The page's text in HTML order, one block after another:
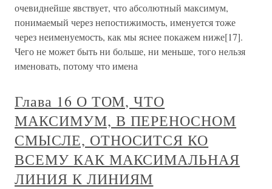
очевиднейше явствует, что абсолютный максимум,
понимаемый через непостижимость, именуется тоже
через неименуемость, как мы яснее покажем ниже[17].
Чего не может быть ни больше, ни меньше, того нельзя
именовать, потому что имена
Глава 16 О ТОМ, ЧТО
МАКСИМУМ, В ПЕРЕНОСНОМ
СМЫСЛЕ, ОТНОСИТСЯ КО
ВСЕМУ КАК МАКСИМАЛЬНАЯ
ЛИНИЯ К ЛИНИЯМ